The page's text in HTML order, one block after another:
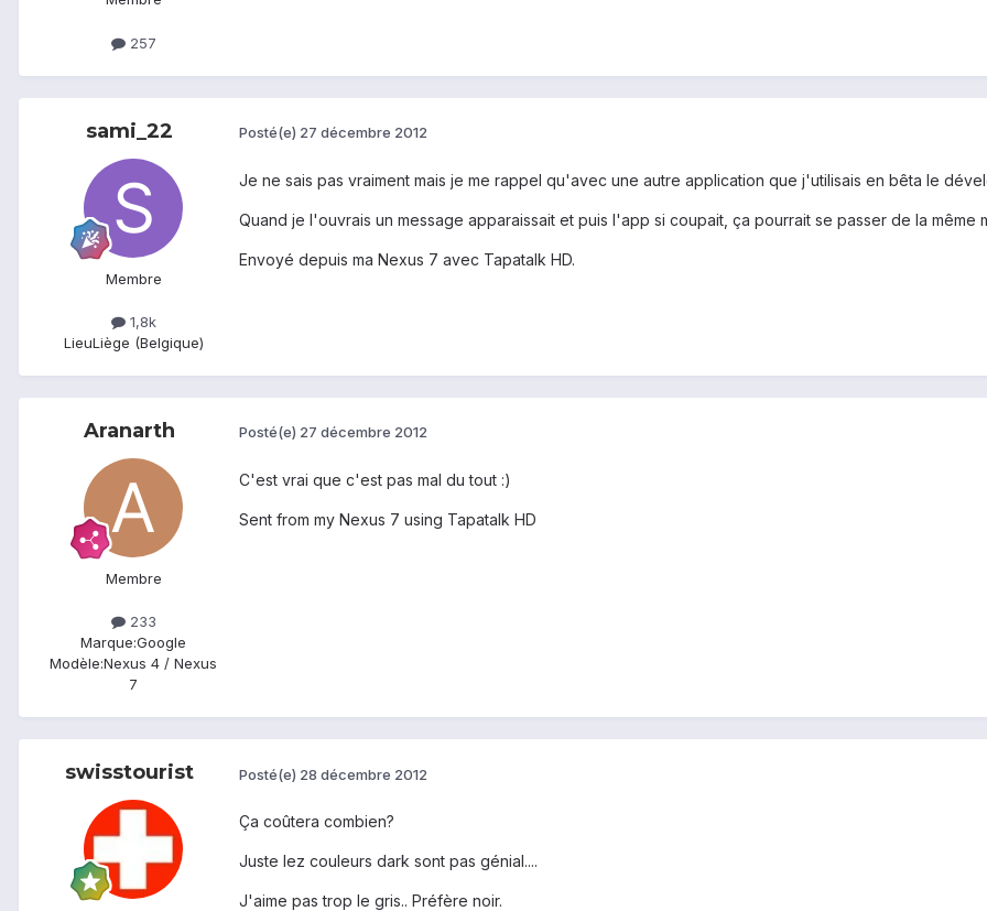
257
sami_22
Membre
1,8k
LieuLiège (Belgique)
Posté(e) 27 décembre 2012
Je ne sais pas vraiment mais je me rappel qu'avec une autre application que j'utilisais en bêta le
Quand je l'ouvrais un message apparaissait et puis l'app si coupait, ça pourrait se passer de la même
Envoyé depuis ma Nexus 7 avec Tapatalk HD.
Aranarth
Membre
233
Marque:Google
Modèle:Nexus 4 / Nexus
7
Posté(e) 27 décembre 2012
C'est vrai que c'est pas mal du tout :)
Sent from my Nexus 7 using Tapatalk HD
swisstourist Posté(e) 28 décembre 2012
Ça coûtera combien?
Juste lez couleurs dark sont pas génial....
J'aime pas trop le gris.. Préfère noir.